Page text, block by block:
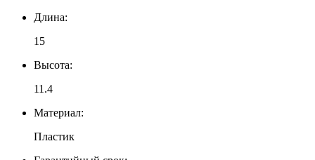
Длина:
15
Высота:
11.4
Материал:
Пластик